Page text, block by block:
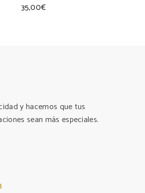
35,00€
y hacemos que tus
sean más especiales.